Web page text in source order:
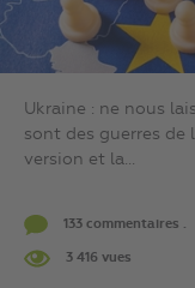
Ukraine : ne nous
sont des guerres de
version et la...
133 commentaires .
3 416 vues